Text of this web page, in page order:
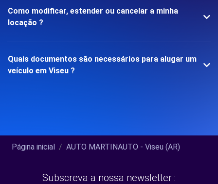
Como modificar, estender ou cancelar a minha
locação ?
Quais documentos são necessários para alugar um
veículo em Viseu ?
Página inicial AUTO MARTINAUTO - Viseu (AR)
Subscreva a nossa newsletter :